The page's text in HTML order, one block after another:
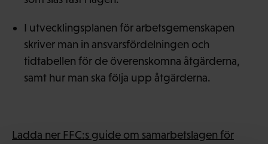
I utvecklingsplanen för arbetsgemenskapen
skriver man in ansvarsfördelningen och
tidtabellen för de överenskomna åtgärderna,
samt hur man ska följa upp åtgärderna.
Ladda ner FFC:s guide om samarbetslagen för